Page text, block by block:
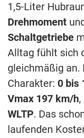
1,5-Liter
Drehmoment
Schaltgetriebe
Alltag fühlt sich
gleichmäßig an.
Charakter: 0 bis
Vmax 197 km/h
WLTP. Das
laufenden